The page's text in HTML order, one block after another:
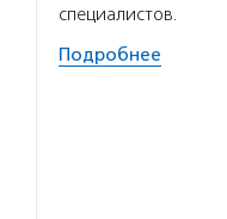
специалистов.
Подробнее